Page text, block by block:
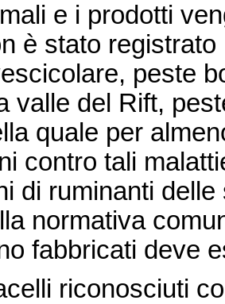
e i prodotti
è stato
peste
valle del Rift,
quale per
contro tali
di ruminanti
normativa
fabbricati deve
riconosciuti